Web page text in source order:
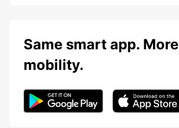
Same smart app. More
mobility.